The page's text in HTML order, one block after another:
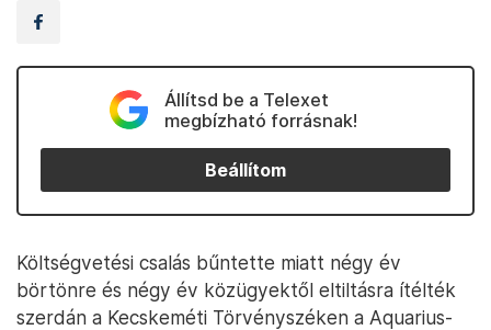
Állítsd be a Telexet
megbízható forrásnak!
Beállítom
Költségvetési csalás bűntette miatt négy év
börtönre és négy év közügyektől eltiltásra ítélték
szerdán a Kecskeméti Törvényszéken a Aquarius-